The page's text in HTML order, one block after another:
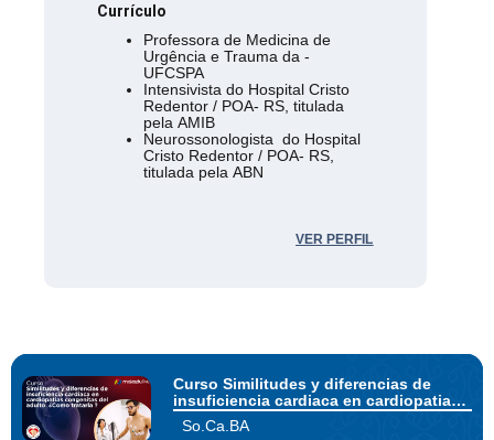
Currículo
Professora de Medicina de
Urgência e Trauma da -
UFCSPA
Intensivista do Hospital Cristo
Redentor / POA- RS, titulada
pela AMIB
Neurossonologista do Hospital
Cristo Redentor / POA- RS,
titulada pela ABN
VER PERFIL
Curso Similitudes y diferencias de
insuficiencia cardiaca en cardiopatias
congenitas del adulto ¿Como tratarla?
So.Ca.BA